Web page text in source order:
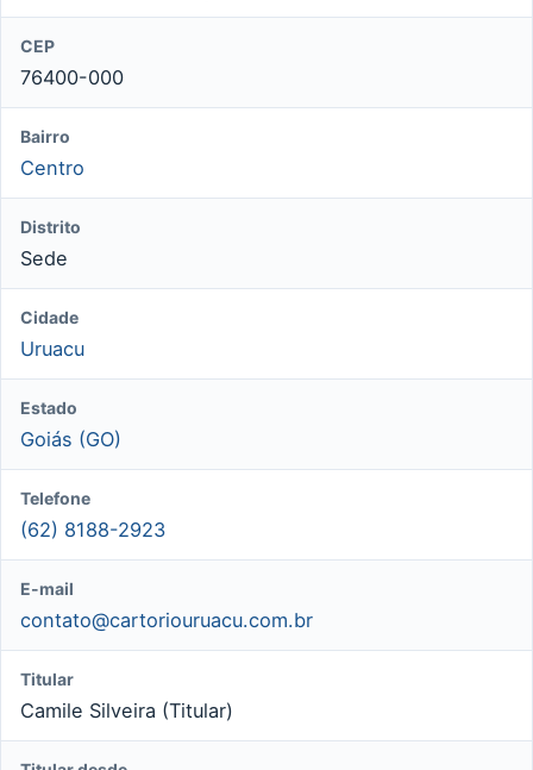
CEP
76400-000
Bairro
Centro
Distrito
Sede
Cidade
Uruacu
Estado
Goiás (GO)
Telefone
(62) 8188-2923
E-mail
contato@cartoriouruacu.com.br
Titular
Camile Silveira (Titular)